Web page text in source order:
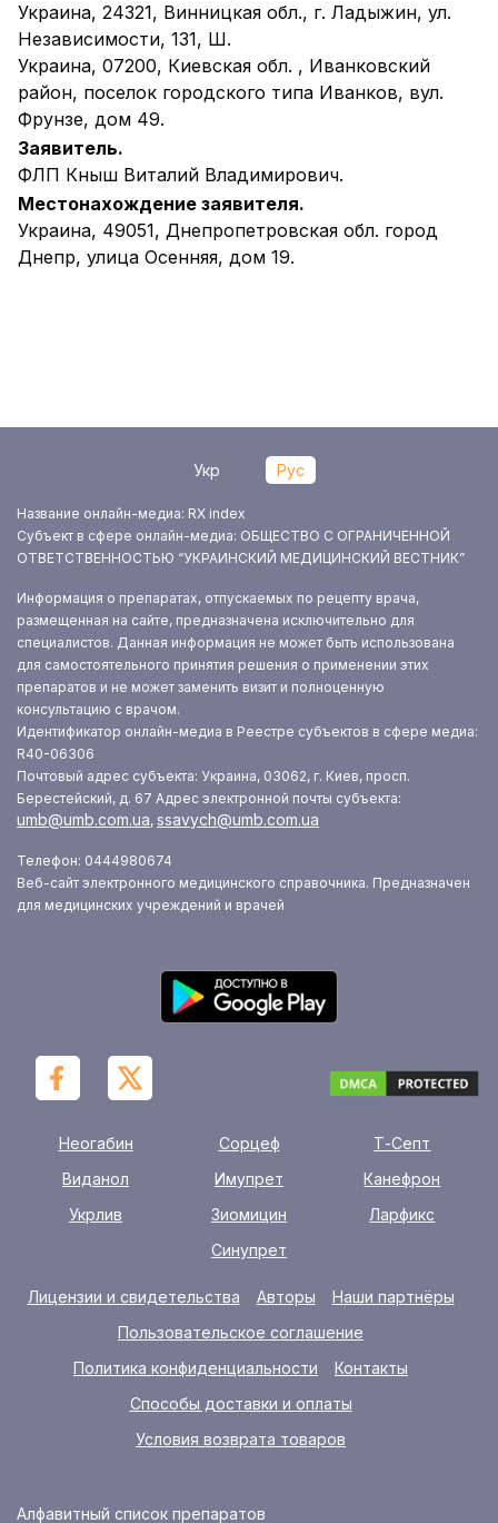
Украина, 24321, Винницкая обл., г. Ладыжин, ул.
Независимости, 131, Ш.
Украина, 07200, Киевская обл. , Иванковский
район, поселок городского типа Иванков, вул.
Фрунзе, дом 49.
Заявитель.
ФЛП Кныш Виталий Владимирович.
Местонахождение заявителя.
Украина, 49051, Днепропетровская обл. город
Днепр, улица Осенняя, дом 19.
Укр Рус
Название онлайн-медиа: RX index
Субъект в сфере онлайн-медиа: ОБЩЕСТВО С ОГРАНИЧЕННОЙ
ОТВЕТСТВЕННОСТЬЮ “УКРАИНСКИЙ МЕДИЦИНСКИЙ ВЕСТНИК”
Информация о препаратах, отпускаемых по рецепту врача,
размещенная на сайте, предназначена исключительно для
специалистов. Данная информация не может быть использована
для самостоятельного принятия решения о применении этих
препаратов и не может заменить визит и полноценную
консультацию с врачом.
Идентификатор онлайн-медиа в Реестре субъектов в сфере медиа:
R40-06306
Почтовый адрес субъекта: Украина, 03062, г. Киев, просп.
Берестейский, д. 67 Адрес электронной почты субъекта:
umb@umb.com.ua, ssavych@umb.com.ua
Телефон: 0444980674
Веб-сайт электронного медицинского справочника. Предназначен
для медицинских учреждений и врачей
Неогабин Сорцеф
Т-Септ
Виданол
Имупрет
Канефрон
Укрлив
Зиомицин
Ларфикс
Синупрет
Лицензии и свидетельства Авторы
Наши партнёры
Пользовательское соглашение
Политика конфиденциальности
Контакты
Способы доставки и оплаты
Условия возврата товаров
Алфавитный список препаратов